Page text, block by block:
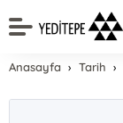
Anasayfa Tarih